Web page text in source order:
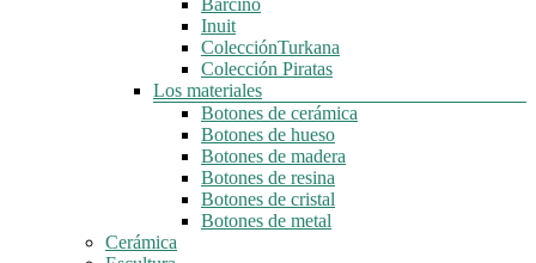
Inuit
ColecciónTurkana
Colección Piratas
Los materiales
Botones de cerámica
Botones de hueso
Botones de madera
Botones de resina
Botones de cristal
Botones de metal
Cerámica